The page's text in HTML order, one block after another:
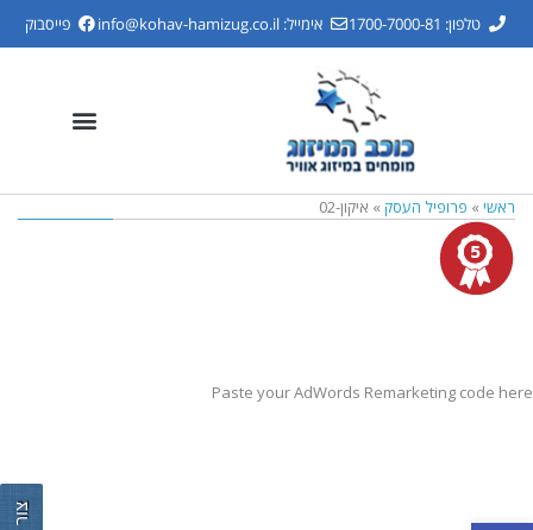
טלפון: 1700-7000-81 אימייל:info@kohav-hamizug.co.il פייסבוק
ראשי » פרופיל העסק » איקון-02
Paste your AdWords Remarketing code here